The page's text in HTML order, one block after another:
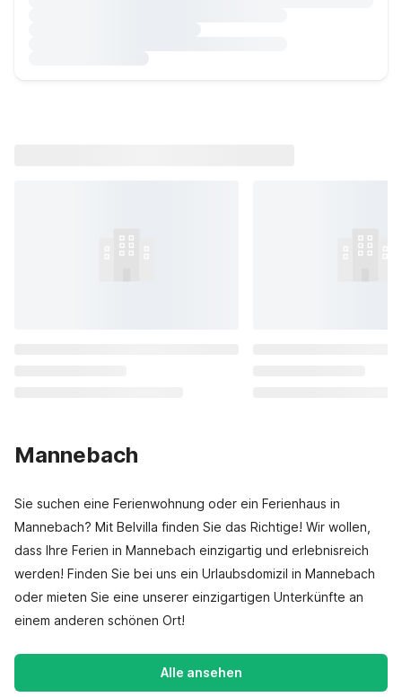
Mannebach
Sie suchen eine Ferienwohnung oder ein Ferienhaus in
Mannebach? Mit Belvilla finden Sie das Richtige! Wir wollen,
dass Ihre Ferien in Mannebach einzigartig und erlebnisreich
werden! Finden Sie bei uns ein Urlaubsdomizil in Mannebach
oder mieten Sie eine unserer einzigartigen Unterkünfte an
einem anderen schönen Ort!
Alle ansehen